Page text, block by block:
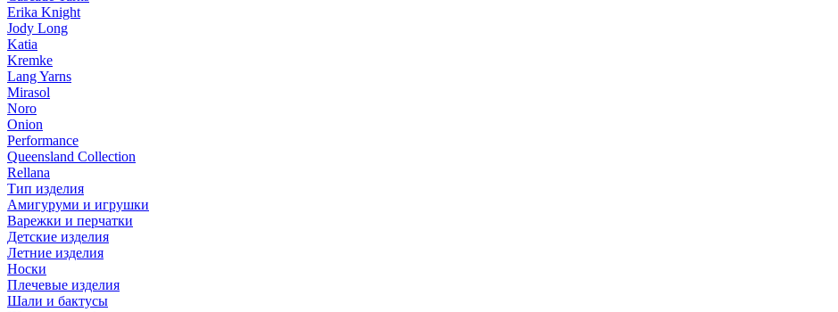
Erika Knight
Jody Long
Katia
Kremke
Lang Yarns
Mirasol
Noro
Onion
Performance
Queensland Collection
Rellana
Тип изделия
Амигуруми и игрушки
Варежки и перчатки
Детские изделия
Летние изделия
Носки
Плечевые изделия
Шали и бактусы